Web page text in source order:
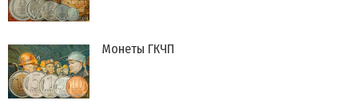
Монеты ГКЧП